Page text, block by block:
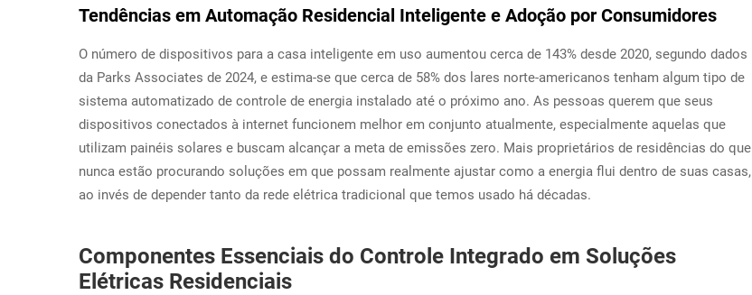
Tendências em Automação Residencial Inteligente e Adoção por Consumidores
O número de dispositivos para a casa inteligente em uso aumentou cerca de 143% desde 2020, segundo dados
da Parks Associates de 2024, e estima-se que cerca de 58% dos lares norte-americanos tenham algum tipo de
sistema automatizado de controle de energia instalado até o próximo ano. As pessoas querem que seus
dispositivos conectados à internet funcionem melhor em conjunto atualmente, especialmente aquelas que
utilizam painéis solares e buscam alcançar a meta de emissões zero. Mais proprietários de residências do que
nunca estão procurando soluções em que possam realmente ajustar como a energia flui dentro de suas casas,
ao invés de depender tanto da rede elétrica tradicional que temos usado há décadas.
Componentes Essenciais do Controle Integrado em Soluções
Elétricas Residenciais